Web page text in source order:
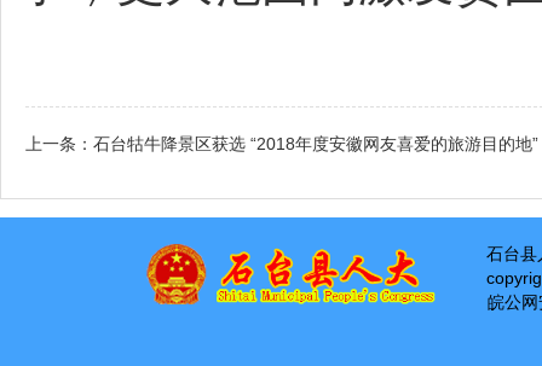
上一条： 石台牯牛降景区获选 “2018年度安徽网友喜爱的旅游目的地”
石台县
皖公